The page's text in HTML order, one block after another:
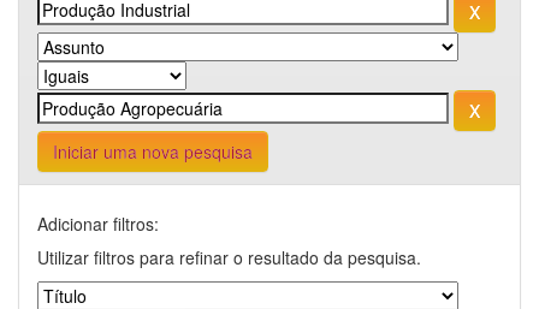
Iniciar uma nova pesquisa
Adicionar filtros:
Utilizar filtros para refinar o resultado da pesquisa.